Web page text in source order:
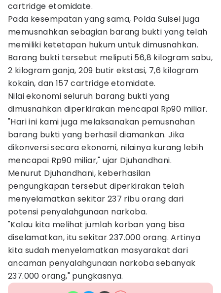
cartridge etomidate.
Pada kesempatan yang sama, Polda Sulsel juga
memusnahkan sebagian barang bukti yang telah
memiliki ketetapan hukum untuk dimusnahkan.
Barang bukti tersebut meliputi 56,8 kilogram sabu,
2 kilogram ganja, 209 butir ekstasi, 7,6 kilogram
kokain, dan 157 cartridge etomidate.
Nilai ekonomi seluruh barang bukti yang
dimusnahkan diperkirakan mencapai Rp90 miliar.
"Hari ini kami juga melaksanakan pemusnahan
barang bukti yang berhasil diamankan. Jika
dikonversi secara ekonomi, nilainya kurang lebih
mencapai Rp90 miliar," ujar Djuhandhani.
Menurut Djuhandhani, keberhasilan
pengungkapan tersebut diperkirakan telah
menyelamatkan sekitar 237 ribu orang dari
potensi penyalahgunaan narkoba.
"Kalau kita melihat jumlah korban yang bisa
diselamatkan, itu sekitar 237.000 orang. Artinya
kita sudah menyelamatkan masyarakat dari
ancaman penyalahgunaan narkoba sebanyak
237.000 orang," pungkasnya.